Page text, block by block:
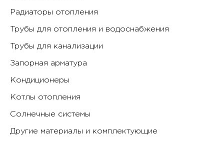
Радиаторы отопления
Трубы для отопления и водоснабжения
Трубы для канализации
Запорная арматура
Кондиционеры
Котлы отопления
Солнечные системы
Другие материалы и комплектующие